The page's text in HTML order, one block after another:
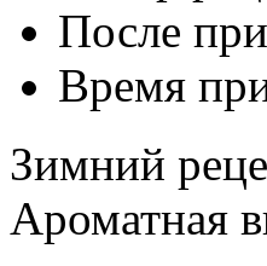
После
Время
Зимний
Ароматная